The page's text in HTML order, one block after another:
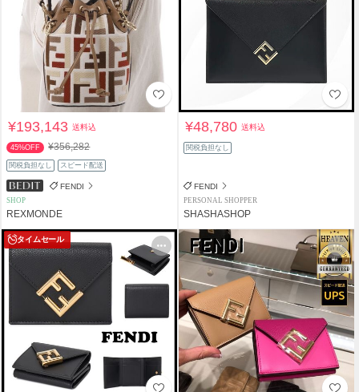
¥193,143送料込
45%OFF ¥356,282
関税負担なし スピード配送
FENDI
SHOP
REXMONDE
¥48,780送料込
関税負担なし
FENDI
PERSONAL SHOPPER
SHASHASHOP
タイムセール